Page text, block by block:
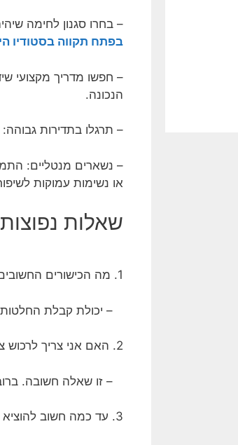
– בחרו סגנון לחימה
בפתח תקווה בסטודיו
– חפשו מדריך מקצועי
הנכונה.
– תרגלו בתדירות
– נשארים מנטליים:
או נשימות עמוקות
שאלות
1. מה הכישורים החשובים ביותר בהגנה עצמית?
– יכולת קבלת החלטות
2. האם אני צריך לרכוש ציוד מיוחד?
– זו שאלה חשובה.
3. עד כמה חשוב להוציא את הכעס על מישהו אחר?